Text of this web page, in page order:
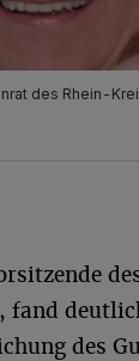
des Rhein-
fand
des